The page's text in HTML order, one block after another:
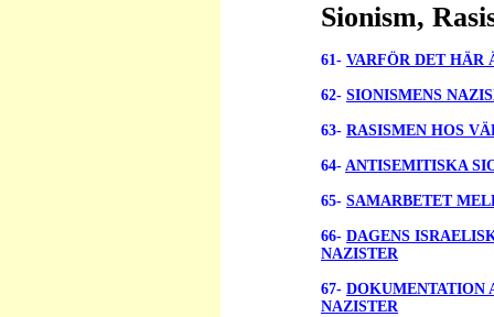
Sionism,
61- VARFÖR DET HÄR
62- SIONISMENS
63- RASISMEN HOS
64- ANTISEMITISKA
65- SAMARBETET
66- DAGENS
NAZISTER
67- DOKUMENTATION
NAZISTER